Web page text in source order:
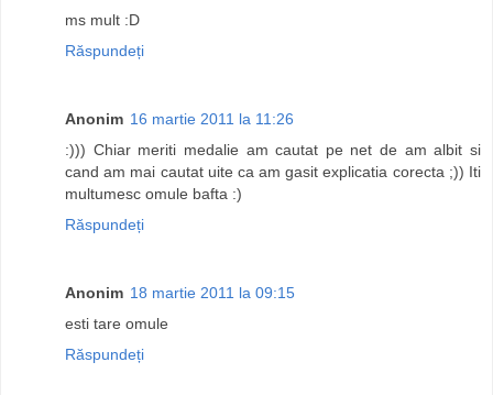
ms mult :D
Răspundeți
Anonim 16 martie 2011 la 11:26
:))) Chiar meriti medalie am cautat pe net de am albit si
cand am mai cautat uite ca am gasit explicatia corecta ;)) Iti
multumesc omule bafta :)
Răspundeți
Anonim 18 martie 2011 la 09:15
esti tare omule
Răspundeți